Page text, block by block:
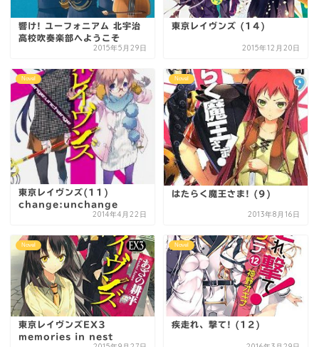
響け! ユーフォニアム 北宇治
高校吹奏楽部へようこそ
2015年5月29日
東京レイヴンズ (14)
2015年12月20日
Novel
東京レイヴンズ(11)
change:unchange
2014年4月22日
Novel
はたらく魔王さま! (9)
2013年8月16日
Novel
東京レイヴンズEX3
memories in nest
Novel
疾走れ、撃て! (12)